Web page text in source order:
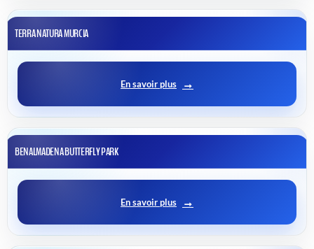
TERRA NATURA MURCIA
En savoir plus
BENALMADENA BUTTERFLY PARK
En savoir plus